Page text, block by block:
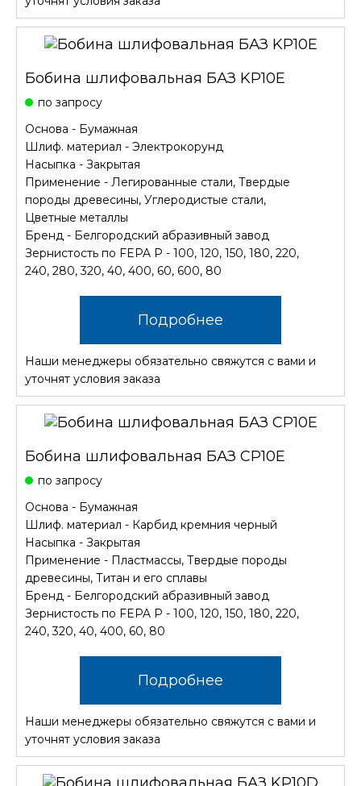
Бобина шлифовальная БАЗ KP10E
по запросу
Основа - Бумажная
Шлиф. материал - Электрокорунд
Насыпка - Закрытая
Применение - Легированные стали, Твердые
породы древесины, Углеродистые стали,
Цветные металлы
Бренд - Белгородский абразивный завод
Зернистость по FEPA P - 100, 120, 150, 180, 220,
240, 280, 320, 40, 400, 60, 600, 80
Подробнее
Наши менеджеры обязательно свяжутся с вами и
уточнят условия заказа
Бобина шлифовальная БАЗ CP10E
по запросу
Основа - Бумажная
Шлиф. материал - Карбид кремния черный
Насыпка - Закрытая
Применение - Пластмассы, Твердые породы
древесины, Титан и его сплавы
Бренд - Белгородский абразивный завод
Зернистость по FEPA P - 100, 120, 150, 180, 220,
240, 320, 40, 400, 60, 80
Подробнее
Наши менеджеры обязательно свяжутся с вами и
уточнят условия заказа